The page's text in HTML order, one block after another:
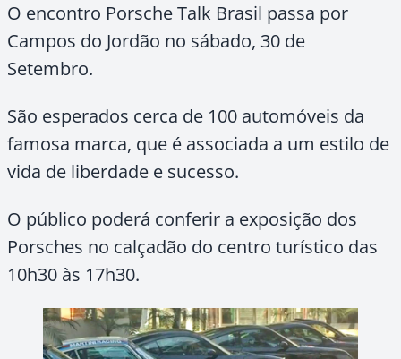
O encontro Porsche Talk Brasil passa por
Campos do Jordão no sábado, 30 de
Setembro.
São esperados cerca de 100 automóveis da
famosa marca, que é associada a um estilo de
vida de liberdade e sucesso.
O público poderá conferir a exposição dos
Porsches no calçadão do centro turístico das
10h30 às 17h30.